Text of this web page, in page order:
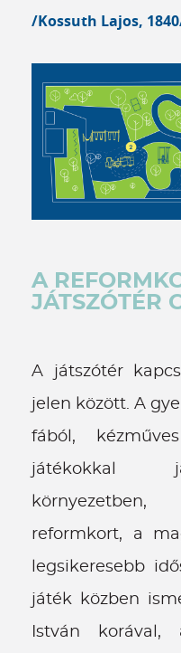
/Kossuth Lajos,
A
JÁTSZÓTÉR
A játszótér
jelen között. A
fából,
játékokkal
reformkort, a
legsikeresebb
játék közben
István